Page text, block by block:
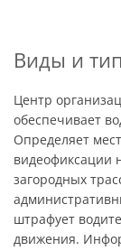
Виды и
Центр
обеспечивает
Определяет
видеофиксации
загородных
штрафует
движения.